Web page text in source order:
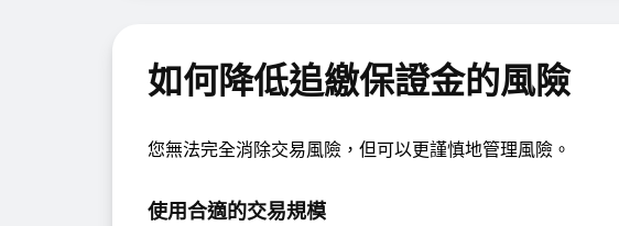
如何降低追繳保證金的風險
您無法完全消除交易風險，但可以更謹慎地管理風險。
使用合適的交易規模